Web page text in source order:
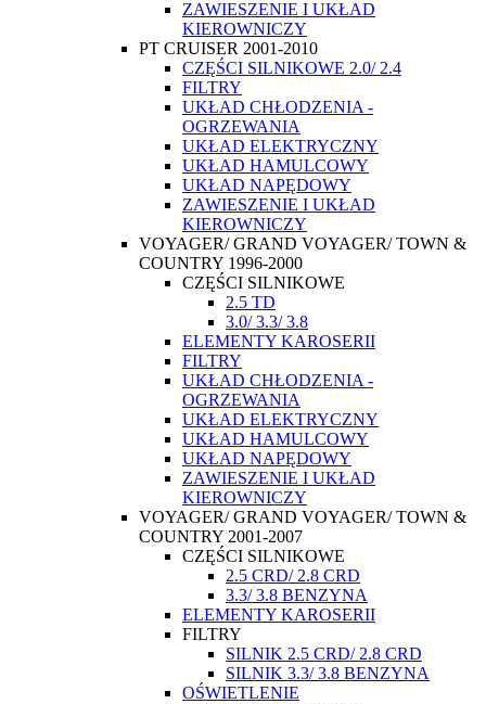
ZAWIESZENIE I UKŁAD
KIEROWNICZY
PT CRUISER 2001-2010
CZĘŚCI SILNIKOWE 2.0/ 2.4
FILTRY
UKŁAD CHŁODZENIA -
OGRZEWANIA
UKŁAD ELEKTRYCZNY
UKŁAD HAMULCOWY
UKŁAD NAPĘDOWY
ZAWIESZENIE I UKŁAD
KIEROWNICZY
VOYAGER/ GRAND VOYAGER/ TOWN &
COUNTRY 1996-2000
CZĘŚCI SILNIKOWE
2.5 TD
3.0/ 3.3/ 3.8
ELEMENTY KAROSERII
FILTRY
UKŁAD CHŁODZENIA -
OGRZEWANIA
UKŁAD ELEKTRYCZNY
UKŁAD HAMULCOWY
UKŁAD NAPĘDOWY
ZAWIESZENIE I UKŁAD
KIEROWNICZY
VOYAGER/ GRAND VOYAGER/ TOWN &
COUNTRY 2001-2007
CZĘŚCI SILNIKOWE
2.5 CRD/ 2.8 CRD
3.3/ 3.8 BENZYNA
ELEMENTY KAROSERII
FILTRY
SILNIK 2.5 CRD/ 2.8 CRD
SILNIK 3.3/ 3.8 BENZYNA
OŚWIETLENIE